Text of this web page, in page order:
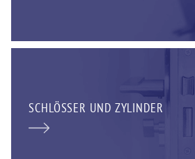
SCHLÖSSER UND ZYLINDER